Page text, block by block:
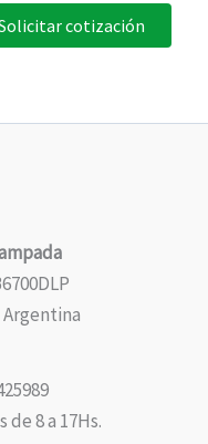
cotización
Argentina
de 8 a 17Hs.